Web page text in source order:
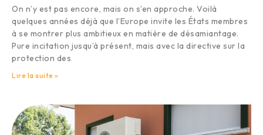
On n’y est pas encore, mais on s’en approche. Voilà
quelques années déjà que l’Europe invite les États membres
à se montrer plus ambitieux en matière de désamiantage.
Pure incitation jusqu’à présent, mais avec la directive sur la
protection des
Lire la suite »